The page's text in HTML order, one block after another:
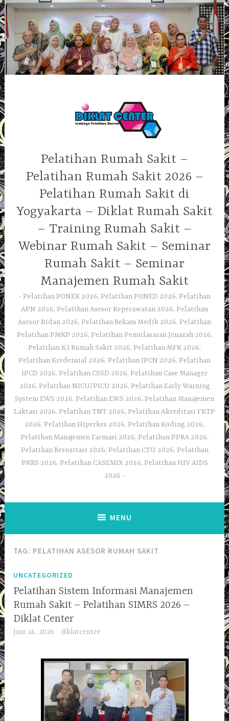
Skip
to
content
Pelatihan Rumah Sakit –
Pelatihan Rumah Sakit 2026 –
Pelatihan Rumah Sakit di
Yogyakarta – Diklat Rumah Sakit
– Training Rumah Sakit –
Webinar Rumah Sakit – Seminar
Rumah Sakit – Seminar
Manajemen Rumah Sakit
Pelatihan PONEK 2026, Pelatihan PONED 2026, Pelatihan
APN 2026, Pelatihan Asesor Keperawatan 2026, Pelatihan
Asesor Bidan 2026, Pelatihan Rekam Medik 2026, Pelatihan
Pelatihan PMKP 2026, Pelatihan Pemulasaran Jenazah 2026,
Pelatihan K3 Rumah Sakit 2026, Pelatihan MFK 2026,
Pelatihan Kredensial 2026, Pelatihan IPCN 2026, Pelatihan
IPCD 2026, Pelatihan CSSD 2026, Pelatihan Case Manager
2026, Pelatihan NICU/PICU 2026, Pelatihan Early Warning
System EWS 2026, Pelatihan EWS 2026, Pelatihan Manajemen
Laktasi 2026, Pelatihan TNT 2026, Pelatihan Akreditasi FKTP
2026, Pelatihan Hiperkes 2026, Pelatihan Koding 2026,
Pelatihan Manajemen Farmasi 2026, Pelatihan PPRA 2026,
Pelatihan Resusitasi 2026, Pelatihan CTU 2026, Pelatihan
PKRS 2026, Pelatihan CASEMIX 2026, Pelatihan HIV AIDS
2026
MENU
TAG: PELATIHAN ASESOR RUMAH SAKIT
UNCATEGORIZED
Pelatihan Sistem Informasi Manajemen
Rumah Sakit – Pelatihan SIMRS 2026 –
Diklat Center
Juni 24, 2026 diklatcenter